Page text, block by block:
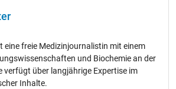
eine freie Medizinjournalistin mit einem
und Biochemie an der
verfügt über langjährige Expertise im
Inhalte.